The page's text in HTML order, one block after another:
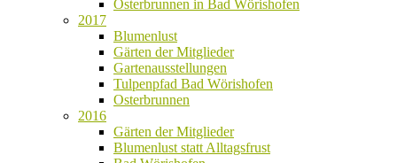
Osterbrunnen in Bad Wörishofen
2017
Blumenlust
Gärten der Mitglieder
Gartenausstellungen
Tulpenpfad Bad Wörishofen
Osterbrunnen
2016
Gärten der Mitglieder
Blumenlust statt Alltagsfrust